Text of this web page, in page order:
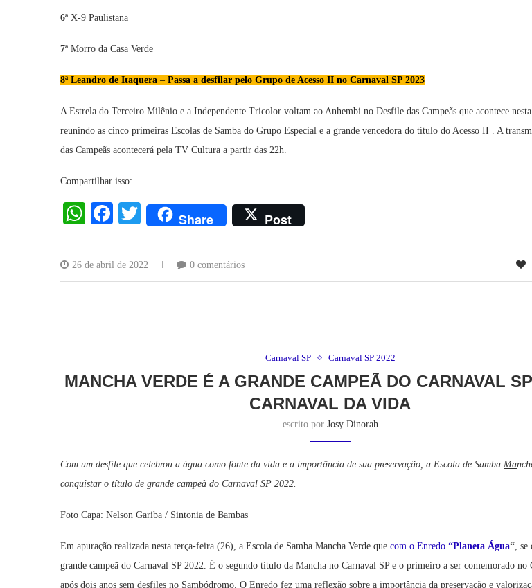
6ª X-9 Paulistana
7ª Morro da Casa Verde
8ª Leandro de Itaquera – Passa a desfilar pelo Grupo de Acesso II no Carnaval SP 2023
A Estrela do Terceiro Milênio e a Independente Tricolor voltam ao Anhembi no Desfile das Campeãs que acontece
reunindo as cinco primeiras Escolas de Samba do Grupo Especial e a grande vencedora do título do Acesso II . A
das Campeãs acontecerá pela TV Cultura a partir das 22h.
Compartilhar isso:
WhatsApp
Facebook
Twitter
Share Post
26 de abril de 2022 0 comentários
Carnaval SP Carnaval SP 2022
MANCHA VERDE É A GRANDE CAMPEÃ DO CARNAVAL
CARNAVAL DA VIDA
escrito por Josy Dinorah
Com um desfile que celebrou a água como fonte da vida e a importância de sua preservação, a Escola de Samba Ma
conquistar o título de grande campeã do Carnaval SP 2022.
Foto Capa: Nelson Gariba / Sintonia de Bambas
Em apuração realizada nesta terça-feira (26), a Escola de Samba Mancha Verde que com o Enredo “Planeta Água“, se
grande campeã do Carnaval SP 2022. É o segundo título da Mancha no Carnaval SP e o primeiro a ser comemorado no
após dois anos sem desfiles no Sambódromo. O Enredo fez uma reflexão sobre a importância da preservação e